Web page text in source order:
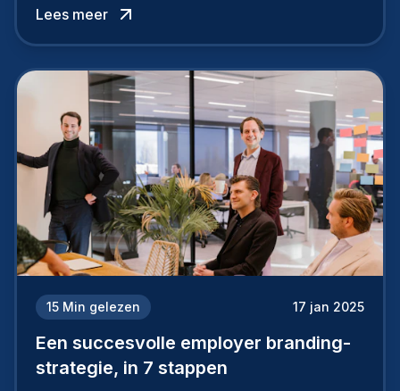
Lees meer
15 Min gelezen 17 jan 2025
Een succesvolle employer branding-
strategie, in 7 stappen